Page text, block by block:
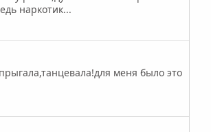
наркотик...
меня было это